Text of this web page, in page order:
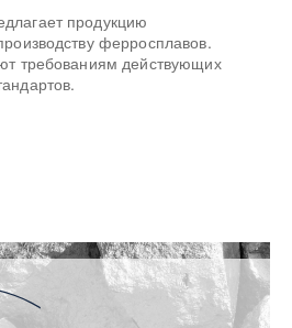
продукцию
ферросплавов.
требованиям действующих